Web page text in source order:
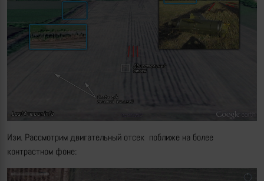
Изи. Рассмотрим двигательный отсек поближе на более
контрастном фоне: